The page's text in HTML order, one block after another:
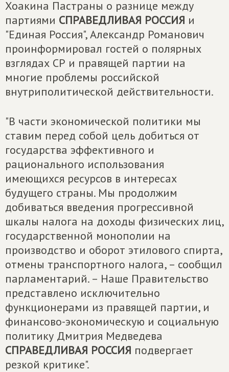
Хоакина Пастраны о разнице между
партиями СПРАВЕДЛИВАЯ РОССИЯ и
"Единая Россия", Александр Романович
проинформировал гостей о полярных
взглядах СР и правящей партии на
многие проблемы российской
внутриполитической действительности.
"В части экономической политики мы
ставим перед собой цель добиться от
государства эффективного и
рационального использования
имеющихся ресурсов в интересах
будущего страны. Мы продолжим
добиваться введения прогрессивной
шкалы налога на доходы физических лиц,
государственной монополии на
производство и оборот этилового спирта,
отмены транспортного налога, – сообщил
парламентарий. – Наше Правительство
представлено исключительно
функционерами из правящей партии, и
финансово-экономическую и социальную
политику Дмитрия Медведева
СПРАВЕДЛИВАЯ РОССИЯ подвергает
резкой критике".